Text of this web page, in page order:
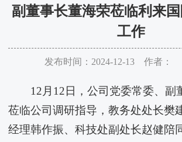
副董事长董海荣莅临​利来
工作
发布时间：2024-12-13 作者：
12月12日，公司党委常委、副
莅临公司调研指导，教务处处长樊
经理韩作振、科技处副处长赵健陪